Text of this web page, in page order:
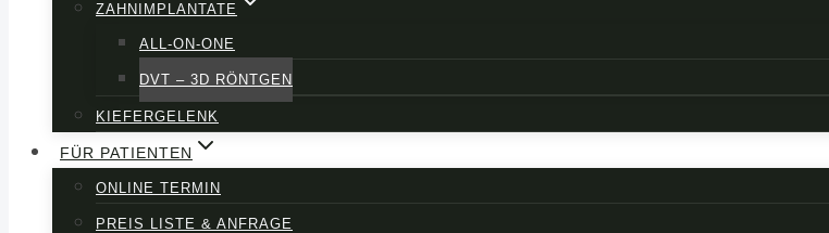
ZAHNIMPLANTATE
ALL-ON-ONE
DVT – 3D RÖNTGEN
KIEFERGELENK
FÜR PATIENTEN
ONLINE TERMIN
PREIS LISTE & ANFRAGE